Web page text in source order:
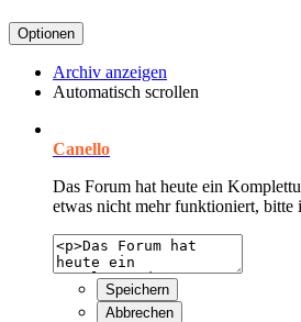
Optionen
Archiv anzeigen
Automatisch scrollen
Canello
Das Forum hat heute ein
etwas nicht mehr funktioniert, bitte
Speichern
Abbrechen